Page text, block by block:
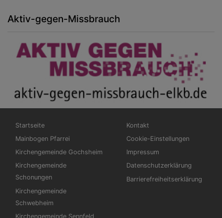
Aktiv-gegen-Missbrauch
Hauptnavigation
Startseite
Mainbogen Pfarrei
Kirchengemeinde Gochsheim
Kirchengemeinde
Schonungen
Kirchengemeinde
Schwebheim
Kirchengemeinde Sennfeld
Fußbereichsmenü
Kontakt
Cookie-Einstellungen
Impressum
Datenschutzerklärung
Barrierefreiheitserklärung